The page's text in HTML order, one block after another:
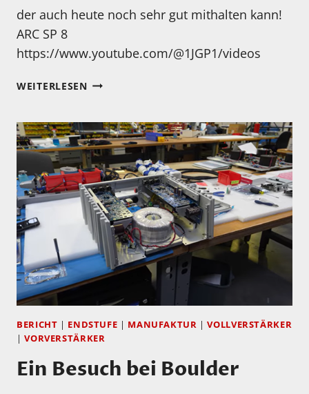
der auch heute noch sehr gut mithalten kann!
ARC SP 8
https://www.youtube.com/@1JGP1/videos
WEITERLESENEIN
BERICHT ENDSTUFE MANUFAKTUR |VOLLVERSTÄRKER
|VORVERSTÄRKER
Ein Besuch bei Boulder